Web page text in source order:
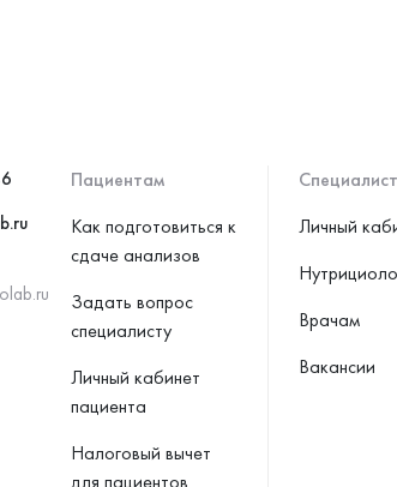
Пациентам
Как подготовиться к
сдаче анализов
Задать вопрос
специалисту
Личный кабинет
пациента
Налоговый вычет
для пациентов
Личный
Врачам
Вакансии